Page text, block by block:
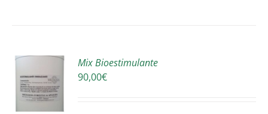
Mix Bioestimulante
90,00€